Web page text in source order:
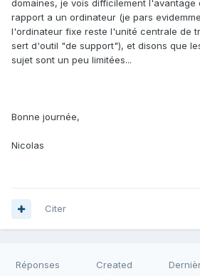
domaines, je vois difficilement
rapport a un ordinateur (je pars
l'ordinateur fixe reste l'unité centrale de
sert d'outil "de support"), et disons que
sujet sont un peu limitées...
Bonne journée,
Nicolas
Citer
Réponses Created